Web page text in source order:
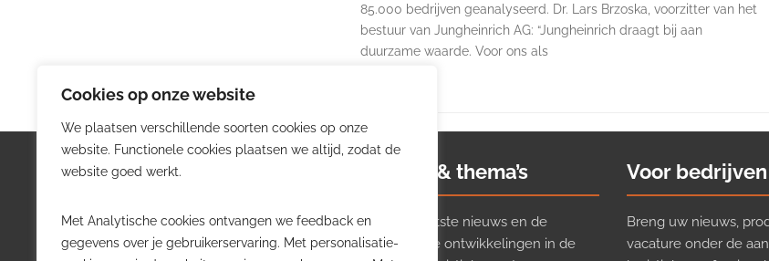
Cookies op onze website
We plaatsen verschillende soorten cookies op onze
website. Functionele cookies plaatsen we altijd, zodat de
website goed werkt.
Met Analytische cookies ontvangen we feedback en
gegevens over je gebruikerservaring. Met personalisatie-
85.000 bedrijven geanalyseerd. Dr. Lars Brzoska, voorzitter van het
bestuur van Jungheinrich AG: “Jungheinrich draagt bij aan
duurzame waarde. Voor ons als
Logistiek.be
Logistiek.be brengt dagelijks nieuws,
trends en praktijkverhalen over
Nieuws & thema’s
Volg het laatste nieuws en de
belangrijkste ontwikkelingen in de
Voor bedrijven
Breng uw nieuws,
vacature onder de